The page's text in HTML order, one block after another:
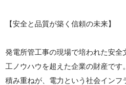
【安全と品質が築く信頼の未来】
発電所管工事の現場で培われた安全
工ノウハウを超えた企業の財産で
積み重ねが、電力という社会インフ